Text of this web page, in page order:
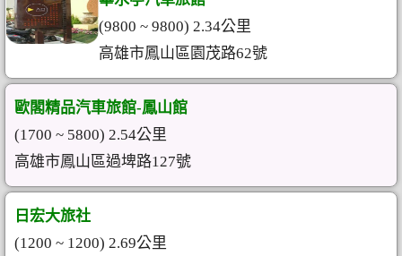
(9800 ~ 9800) 2.34公里
高雄市鳳山區園茂路62號
歐閣精品汽車旅館-鳳山館
(1700 ~ 5800) 2.54公里
高雄市鳳山區過埤路127號
日宏大旅社
(1200 ~ 1200) 2.69公里